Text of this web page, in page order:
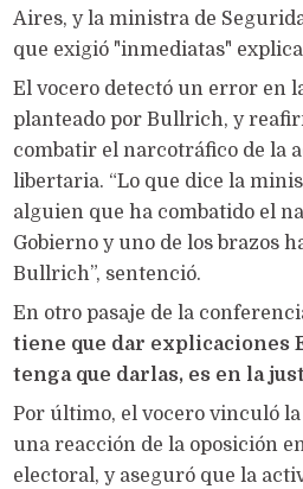
Aires, y la ministra de
que exigió "inmediatas"
El vocero detectó un error en
planteado por Bullrich, y
combatir el narcotráfico de la
libertaria. “Lo que dice la
alguien que ha combatido el
Gobierno y uno de los brazos
Bullrich”, sentenció.
En otro pasaje de la
tiene que dar explicaciones
tenga que darlas, es en la
Por último, el vocero vinculó
una reacción de la oposición
electoral, y aseguró que la